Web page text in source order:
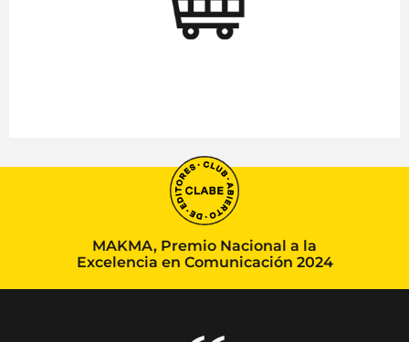
MAKMA, Premio Nacional a la
Excelencia en Comunicación 2024